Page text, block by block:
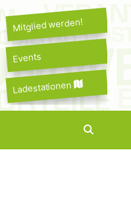
Mitglied werden!
Events
Ladestationen